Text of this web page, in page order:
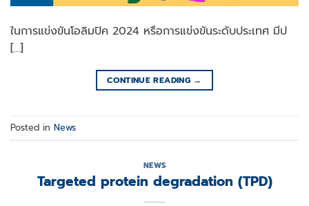
ในการแข่งขันโอลิมปิค 2024 หรือการแข่งขันระดับประเทศ มีป
[…]
CONTINUE READING →
Posted in News
NEWS
Targeted protein degradation (TPD)